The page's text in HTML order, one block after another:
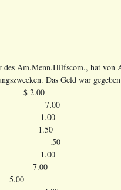
des Am.Menn.Hilfscom., hat
Das Geld war
2.00
7.00